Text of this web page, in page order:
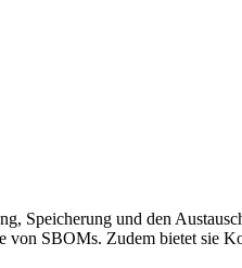
Speicherung und den
SBOMs. Zudem bietet sie